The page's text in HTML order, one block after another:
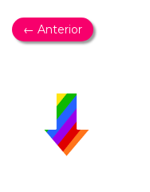
← Anterior